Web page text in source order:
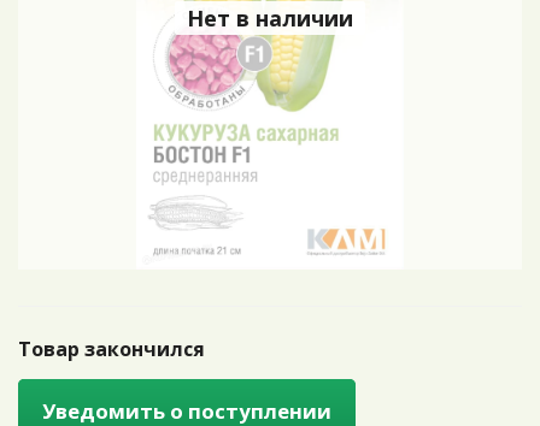
Нет в наличии
Товар закончился
Уведомить о поступлении